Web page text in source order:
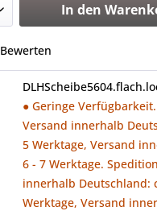
In den
Bewerten
● Geringe
Versand innerhalb
5 Werktage, Versand
6 - 7 Werktage.
innerhalb Deutschland:
Werktage, Versand